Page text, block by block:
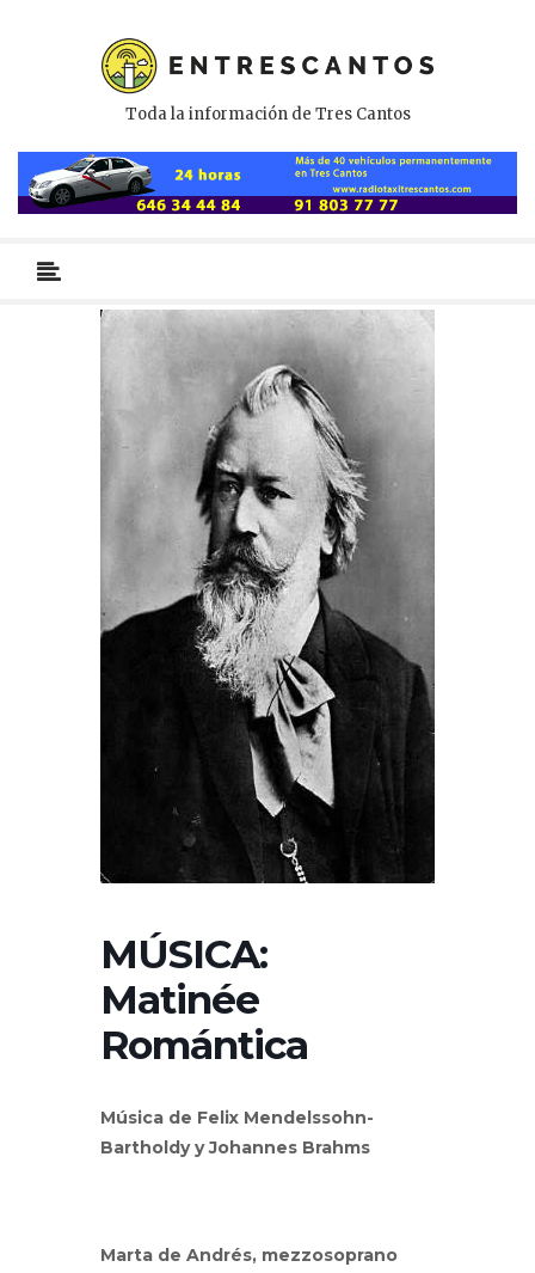
Toda la información de Tres Cantos
primario
MÚSICA:
Matinée
Romántica
Música de Felix Mendelssohn-
Bartholdy y Johannes Brahms
Marta de Andrés, mezzosoprano